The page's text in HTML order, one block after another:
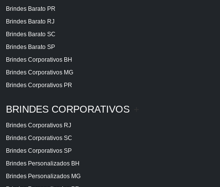
Brindes Barato PR
Brindes Barato RJ
Brindes Barato SC
Brindes Barato SP
Brindes Corporativos BH
Brindes Corporativos MG
Brindes Corporativos PR
BRINDES CORPORATIVOS
Brindes Corporativos RJ
Brindes Corporativos SC
Brindes Corporativos SP
Brindes Personalizados BH
Brindes Personalizados MG